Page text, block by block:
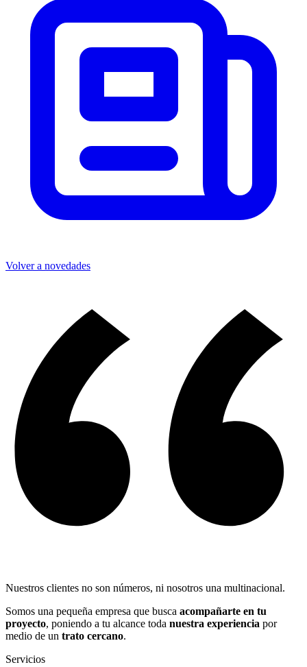
Volver a novedades
Nuestros clientes no son números, ni nosotros una multinacional.
Somos una pequeña empresa que busca acompañarte en tu
proyecto, poniendo a tu alcance toda nuestra experiencia por
medio de un trato cercano.
Servicios